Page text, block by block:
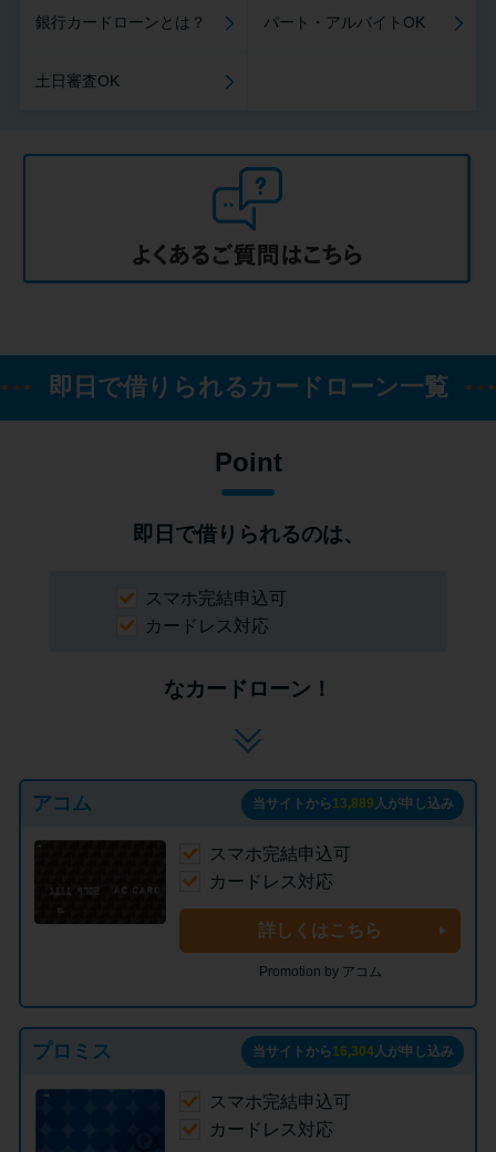
銀行カードローンとは？ パート・アルバイトOK
土日審査OK
即日で借りられるカードローン一覧
Point
即日で借りられるのは、
スマホ完結申込可
カードレス対応
なカードローン！
アコム 当サイトから13,889 人が申し込み
スマホ完結申込可
カードレス対応
詳しくはこちら
Promotion by アコム
プロミス 当サイトから16,304人が申し込み
スマホ完結申込可
カードレス対応